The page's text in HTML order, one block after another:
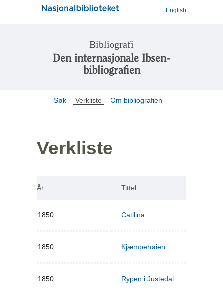
English
Bibliografi
Den internasjonale Ibsen-
bibliografien
Søk Verkliste Om bibliografien
Verkliste
År Tittel
1850 Catilina
1850 Kjæmpehøien
1850 Rypen i Justedal